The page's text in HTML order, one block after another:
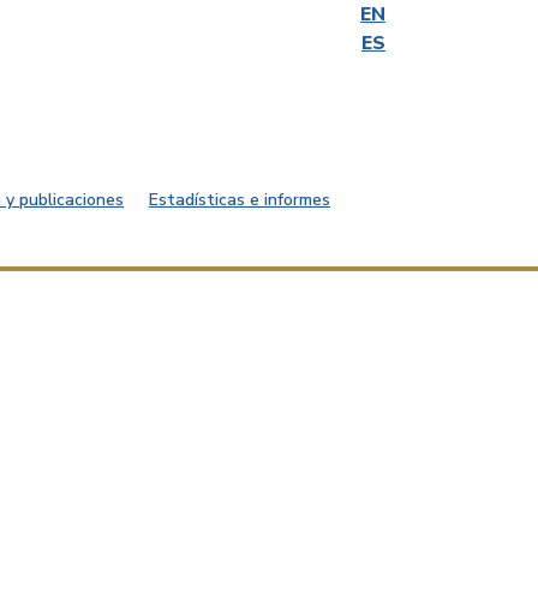
EN
ES
publicaciones Estadísticas e informes